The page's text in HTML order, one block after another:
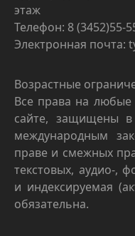
этаж
Телефон: 8 (3452)55-
Электронная почта:
Возрастные
Все права на
сайте, защищены в
международным
праве и смежных
текстовых, аудио-,
и индексируемая
обязательна.